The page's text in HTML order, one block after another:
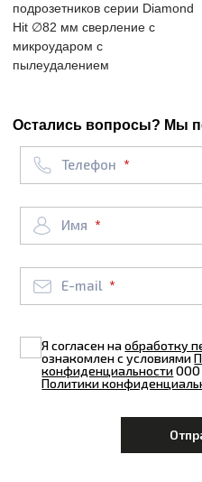
подрозетников серии Diamond
Hit ∅82 мм сверление с
микроударом с
пылеудалением
Остались вопросы? Мы
Телефон
Имя
E-mail
Я согласен наобработку
ознакомлен с условиями
конфиденциальностиООО
Политики